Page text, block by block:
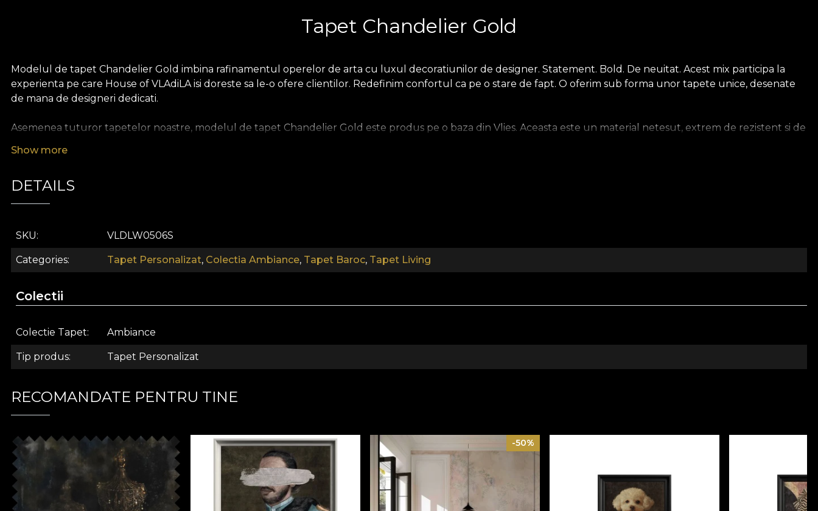
Tapet Chandelier Gold
Modelul de tapet Chandelier Gold imbina rafinamentul operelor de arta cu luxul decoratiunilor de designer. Statement. Bold. De neuitat. Acest mix participa la
experienta pe care House of VLAdiLA isi doreste sa le-o ofere clientilor. Redefinim confortul ca pe o stare de fapt. O oferim sub forma unor tapete unice, desenate
de mana de designeri dedicati.
Asemenea tuturor tapetelor noastre, modelul de tapet Chandelier Gold este produs pe o baza din Vlies. Aceasta este un material netesut, extrem de rezistent si de
Canvas are o textura care creeaza iluzia unui tablou supradimensionat. In final, tapetul Linen, un material pretios, care imbraca peretii cu o textura care aduce
.
Inspirate din dorita de a crea un fond plin de serenitate activitatilor de zi cu zi, modelele din colectia “Ambiance” transforma spatiile in mici sanctuare menite sa te
Cromatica folosita este una pastelata, pudrata, cu intentia de a scoate in evidenta o atmosfera diafana, care jubileaza la limita dintre reverie si realitate. Alaturi de
forme abstracte, ori de forme care se pierd usor in neantul pictural, acestea iti evoca acele amintiri si senzatii ce sunt destinate sa iti aduca fericirea si calmul in
pauzele din zi. Ele reusesc sa captiveze prin simplitate, insa o simplitate invaluita in mister si eleganta.
Esenta acestui tapet se regaseste si pune in evidenta latura feminina si delicata a unui spatiu, ce reflecta un temperament pozitiv, jucaus si increzator. Natura si
Show more
DETAILS
SKU VLDLW0506S
Categories Tapet Personalizat, Colectia Ambiance, Tapet Baroc, Tapet Living
Colectii
Colectie Tapet Ambiance
Tip produs Tapet Personalizat
RECOMANDATE PENTRU TINE
-50%